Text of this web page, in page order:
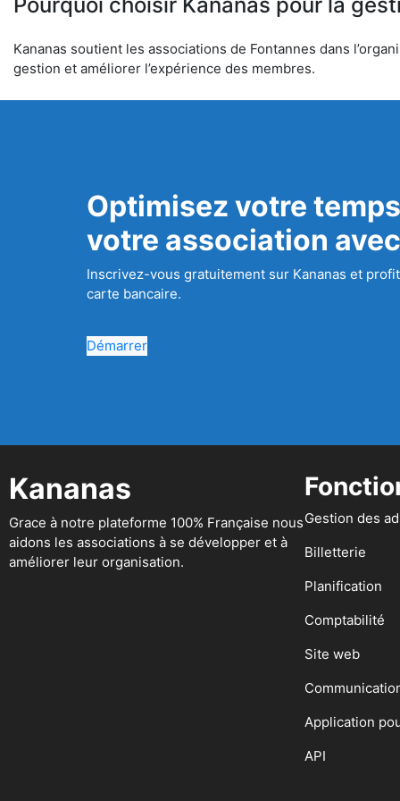
Kananas soutient les associations de Fontannes dans
gestion et améliorer l’expérience des membres.
Optimisez votre
votre association
Inscrivez-vous gratuitement sur Kananas et
carte bancaire.
Démarrer
Kananas
Grace à notre plateforme 100% Française nous
aidons les associations à se développer et à
améliorer leur organisation.
Gestion des
Billetterie
Planification
Comptabilité
Site web
Application
API